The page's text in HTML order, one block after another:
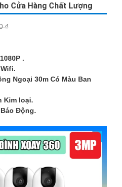
Cửa Hàng Chất Lượng
₫
.
Ngoại 30m Có Màu Ban
Kim loại.
Động.